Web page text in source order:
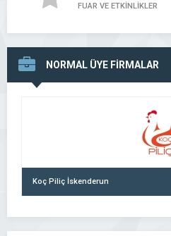
FUAR VE ETKİNLİKLER
NORMAL ÜYE FİRMALAR
Koç Piliç İskenderun